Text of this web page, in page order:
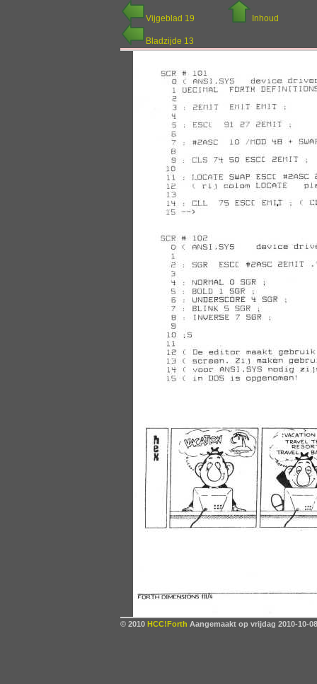
Vijgeblad 19 Inhoud
Bladzijde 13
© 2010 HCC!Forth Aangemaakt op vrijdag 2010-10-